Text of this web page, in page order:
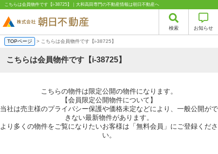
こちらは会員物件です【i-38725】｜大和高田専門の不動産情報は朝日不動産へ
検索 お知らせ
TOPページ > こちらは会員物件です【i-38725】
こちらは会員物件です【i-38725】
こちらの物件は限定公開の物件になります。
【会員限定公開物件について】
当社は売主様のプライバシー保護や価格未定などにより、一般公開がで
きない最新物件があります。
より多くの物件をご覧になりたいお客様は「無料会員」にご登録くださ
い。